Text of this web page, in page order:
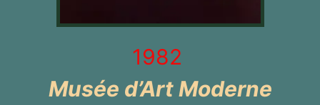
1982
Musée d’Art Moderne